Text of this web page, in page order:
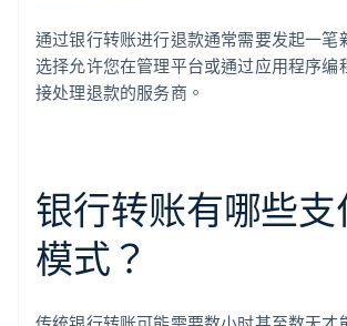
通过银行转账进行退款通常需要发起一笔
选择允许您在管理平台或通过应用程序编
接处理退款的服务商。
银行转账有哪些支
模式？